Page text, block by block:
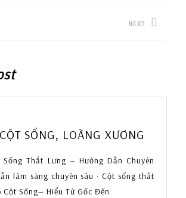
NEXT
SỐNG, LOÃNG XƯƠNG
CỘT
SỐNG,
Sống Thắt Lưng — Hướng Dẫn Chuyên
lâm sàng chuyên sâu · Cột sống thắt
Cột Sống— Hiểu Từ Gốc Đến